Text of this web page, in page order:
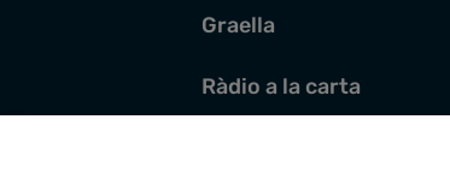
Graella
Ràdio a la carta